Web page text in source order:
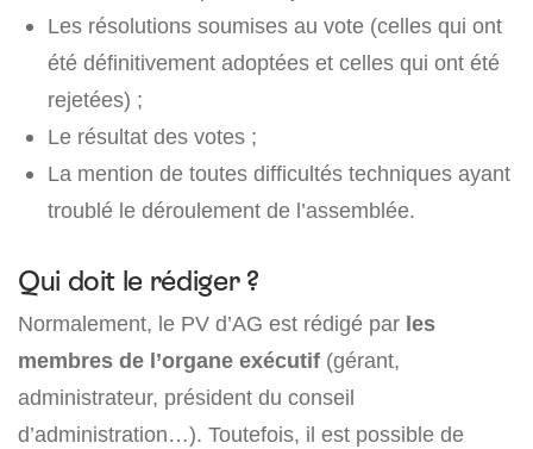
Les résolutions soumises au vote (celles qui ont
été définitivement adoptées et celles qui ont été
rejetées) ;
Le résultat des votes ;
La mention de toutes difficultés techniques ayant
troublé le déroulement de l’assemblée.
Qui doit le rédiger ?
Normalement, le PV d’AG est rédigé par les
membres de l’organe exécutif (gérant,
administrateur, président du conseil
d’administration…). Toutefois, il est possible de